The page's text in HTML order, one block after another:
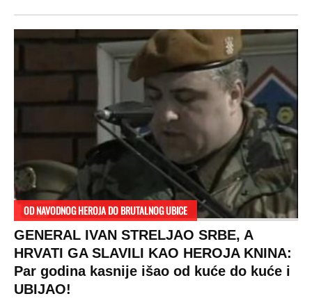
OD NAVODNOG HEROJA DO BRUTALNOG UBICE
GENERAL IVAN STRELJAO SRBE, A
HRVATI GA SLAVILI KAO HEROJA KNINA:
Par godina kasnije išao od kuće do kuće i
UBIJAO!